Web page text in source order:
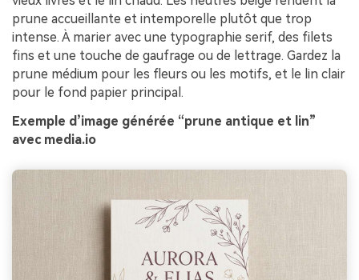
prune accueillante et intemporelle plutôt que trop
intense. À marier avec une typographie serif, des filets
fins et une touche de gaufrage ou de lettrage. Gardez la
prune médium pour les fleurs ou les motifs, et le lin clair
pour le fond papier principal.
Exemple d’image générée “prune antique et lin”
avec media.io